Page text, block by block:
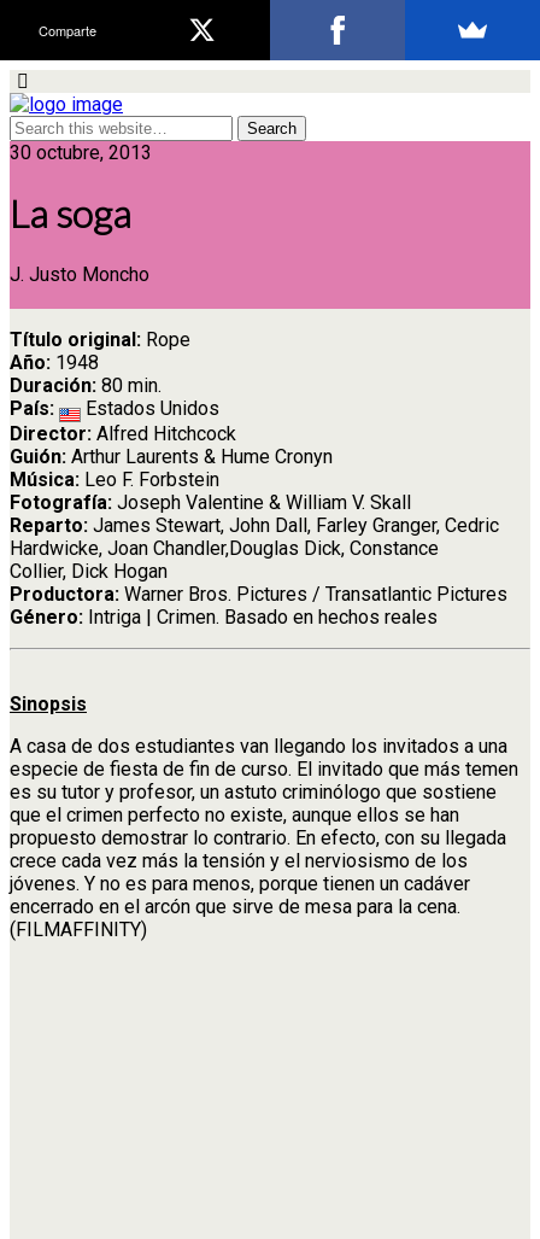
30 octubre, 2013
La soga
J. Justo Moncho
Título original: Rope
Año: 1948
Duración: 80 min.
País:
Estados Unidos
Director: Alfred Hitchcock
Guión: Arthur Laurents & Hume Cronyn
Música: Leo F. Forbstein
Fotografía: Joseph Valentine & William V. Skall
Reparto: James Stewart, John Dall, Farley Granger, Cedric
Hardwicke, Joan Chandler,Douglas Dick, Constance
Collier, Dick Hogan
Productora: Warner Bros. Pictures / Transatlantic Pictures
Género: Intriga | Crimen. Basado en hechos reales
Sinopsis
A casa de dos estudiantes van llegando los invitados a una
especie de fiesta de fin de curso. El invitado que más temen
es su tutor y profesor, un astuto criminólogo que sostiene
que el crimen perfecto no existe, aunque ellos se han
propuesto demostrar lo contrario. En efecto, con su llegada
crece cada vez más la tensión y el nerviosismo de los
jóvenes. Y no es para menos, porque tienen un cadáver
encerrado en el arcón que sirve de mesa para la cena.
(FILMAFFINITY)
Comparte